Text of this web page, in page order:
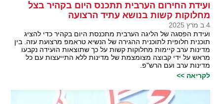
ועידת החירום הערבית תתכנס היום בקהיר בצל
מחלוקות קשות בנושא עתיד הרצועה
4 ב מרץ 2025
ועידת הפסגה של הליגה הערבית מתכנסת היום בקהיר כדי להציג
תוכנית חלופית לתוכנית ההגירה של הנשיא טראמפ מרצועת עזה. בין
מדינות ערב קיימות מחלוקות קשות על כך שתוצאות הועידה נקבעו
מראש על ידי קבוצה מצומצמת של מדינות ללא התייעצות עם כל
מדינות ערב ועם הרש"פ.
לקריאה >>